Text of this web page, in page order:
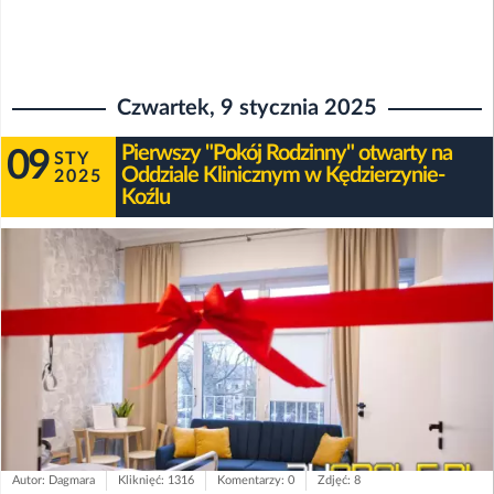
Czwartek, 9 stycznia 2025
09 STY
2025
Pierwszy "Pokój Rodzinny" otwarty na
Oddziale Klinicznym w Kędzierzynie-
Koźlu
Autor: Dagmara Kliknięć: 1316 Komentarzy: 0 Zdjęć: 8